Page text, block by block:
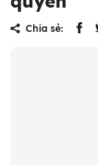
Chia sẻ: